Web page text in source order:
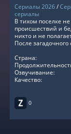
Сериалы 2026/
сериалы
0
В тихом поселке
происшествий и
никто и не
После
Страна:
Озвучивание:
Качество: